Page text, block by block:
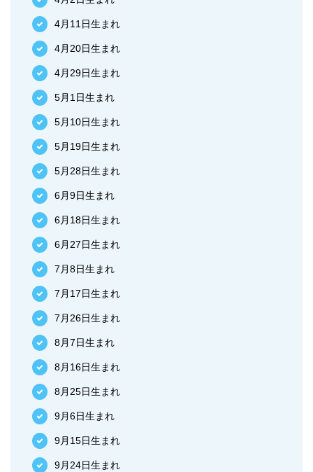
4月11日生まれ
4月20日生まれ
4月29日生まれ
5月1日生まれ
5月10日生まれ
5月19日生まれ
5月28日生まれ
6月9日生まれ
6月18日生まれ
6月27日生まれ
7月8日生まれ
7月17日生まれ
7月26日生まれ
8月7日生まれ
8月16日生まれ
8月25日生まれ
9月6日生まれ
9月15日生まれ
9月24日生まれ